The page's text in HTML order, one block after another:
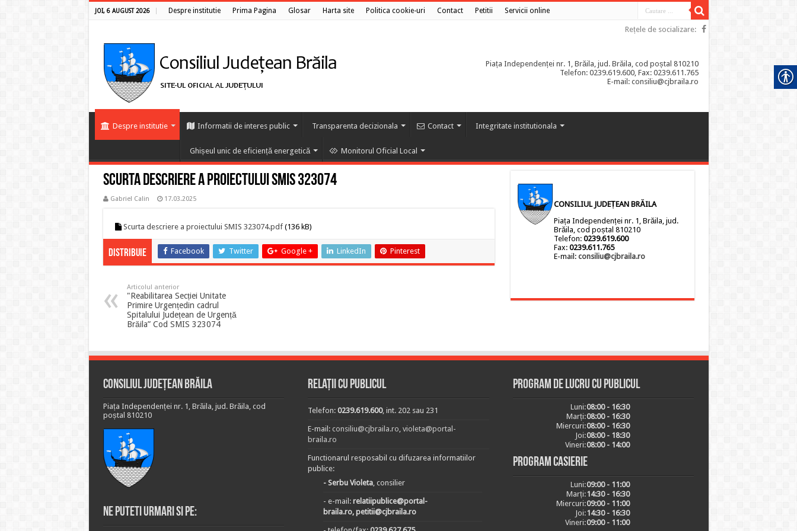
JOI, 6 AUGUST 2026 Despre institutie Prima Pagina Glosar Harta site Politica cookie-uri Contact Petitii Servicii online
Rețele de socializare:
Piața Independenței nr. 1, Brăila, jud. Brăila, cod poștal 810210
Telefon: 0239.619.600, Fax: 0239.611.765
E-mail: consiliu@cjbraila.ro
Despre institutie Informatii de interes public Transparenta decizionala Contact Integritate institutionala
Ghișeul unic de eficiență energetică Monitorul Oficial Local
Scurta descriere a proiectului SMIS 323074
Gabriel Calin 17.03.2025
Scurta descriere a proiectului SMIS 323074.pdf(136 kB)
Distribuie Facebook Twitter Google + LinkedIn Pinterest
Articolul anterior
"Reabilitarea Secției Unitate
Primire Urgențedin cadrul
Spitalului Județean de Urgență
Brăila” Cod SMIS 323074
CONSILIUL JUDEȚEAN BRĂILA
Piața Independenței nr. 1, Brăila, jud.
Brăila, cod poștal 810210
Telefon: 0239.619.600
Fax: 0239.611.765
E-mail: consiliu@cjbraila.ro
Consiliul Județean Brăila
Piața Independenței nr. 1, Brăila, jud. Brăila, cod
poștal 810210
Ne puteti urmari si pe:
Relații cu publicul
Telefon:0239.619.600, int. 202 sau 231
E-mail:consiliu@cjbraila.ro,violeta@portal-
braila.ro
Functionarul resposabil cu difuzarea informatiilor
publice:
- Serbu Violeta, consilier
- e-mail:relatiipublice@portal-
braila.ro, petitii@cjbraila.ro
Program de lucru cu publicul
Luni:08:00 - 16:30
Marți:08:00 - 16:30
Miercuri:08:00 - 16:30
Joi:08:00 - 18:30
Vineri:08:00 - 14:00
Program casierie
Luni:09:00 - 11:00
Marți:14:30 - 16:30
Miercuri:09:00 - 11:00
Joi:14:30 - 16:30
Vineri:09:00 - 11:00